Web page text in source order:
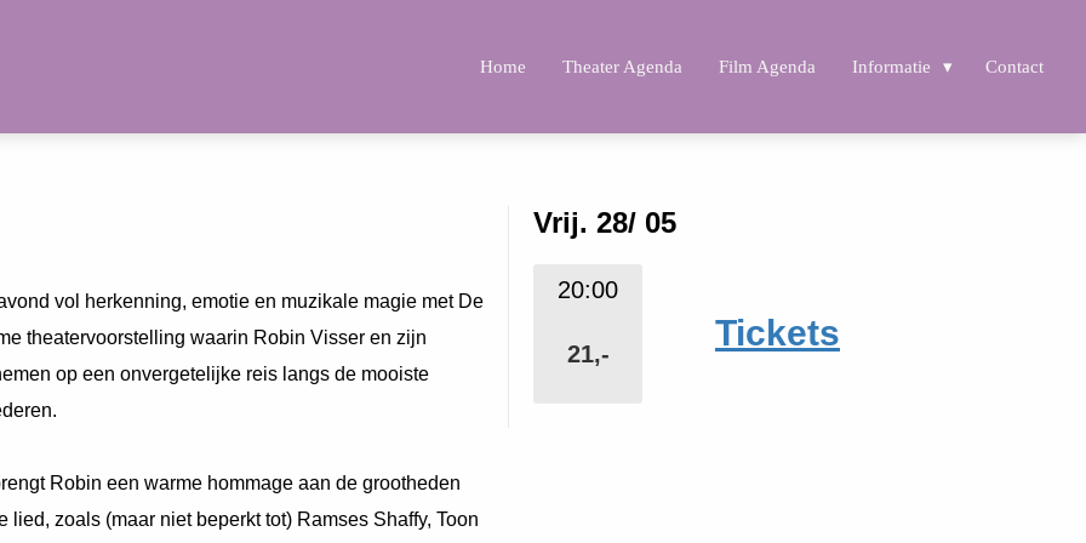
Home Theater Agenda Film Agenda Informatie Contact
vol herkenning, emotie en muzikale magie met De
theatervoorstelling waarin Robin Visser en zijn
op een onvergetelijke reis langs de mooiste
Robin een warme hommage aan de grootheden
lied, zoals (maar niet beperkt tot) Ramses Shaffy, Toon
Vrij. 28/ 05
20:00
21,-
Tickets